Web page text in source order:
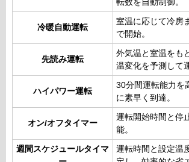
転数を自動制御。
冷暖自動運転
室温に応じて冷房
で開始。
先読み運転
外気温と室温をも
温変化を予測して
ハイパワー運転
30分間運転能力を
に素早く到達。
オン/オフタイマー
運転開始時間と停
能。
週間スケジュールタイマ
運転時間と設定温